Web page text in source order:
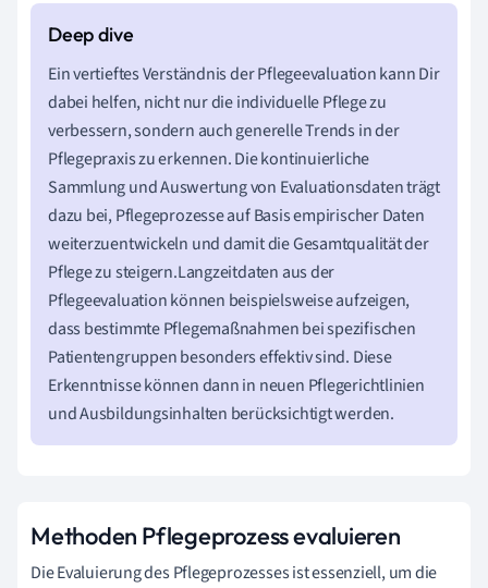
Ein vertieftes Verständnis der Pflegeevaluation kann Dir
dabei helfen, nicht nur die individuelle Pflege zu
verbessern, sondern auch generelle Trends in der
Pflegepraxis zu erkennen. Die kontinuierliche
Sammlung und Auswertung von Evaluationsdaten trägt
dazu bei, Pflegeprozesse auf Basis empirischer Daten
weiterzuentwickeln und damit die Gesamtqualität der
Pflege zu steigern.Langzeitdaten aus der
Pflegeevaluation können beispielsweise aufzeigen,
dass bestimmte Pflegemaßnahmen bei spezifischen
Patientengruppen besonders effektiv sind. Diese
Erkenntnisse können dann in neuen Pflegerichtlinien
und Ausbildungsinhalten berücksichtigt werden.
Methoden Pflegeprozess evaluieren
Die Evaluierung des Pflegeprozesses ist essenziell, um die